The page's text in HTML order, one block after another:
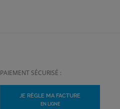
PAIEMENT SÉCURISÉ :
JE RÈGLE MA FACTURE
EN LIGNE